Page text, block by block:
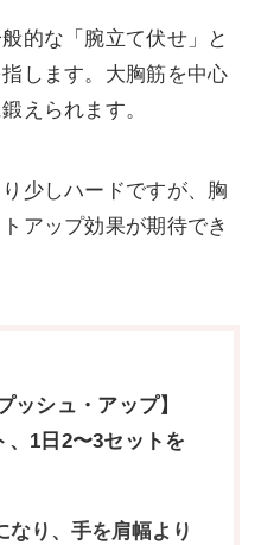
的な「腕立て伏せ」と
します。大胸筋を中心
えられます。
少しハードですが、胸
アップ効果が期待でき
ッシュ・アップ】
、1日2〜3セットを
なり、手を肩幅より